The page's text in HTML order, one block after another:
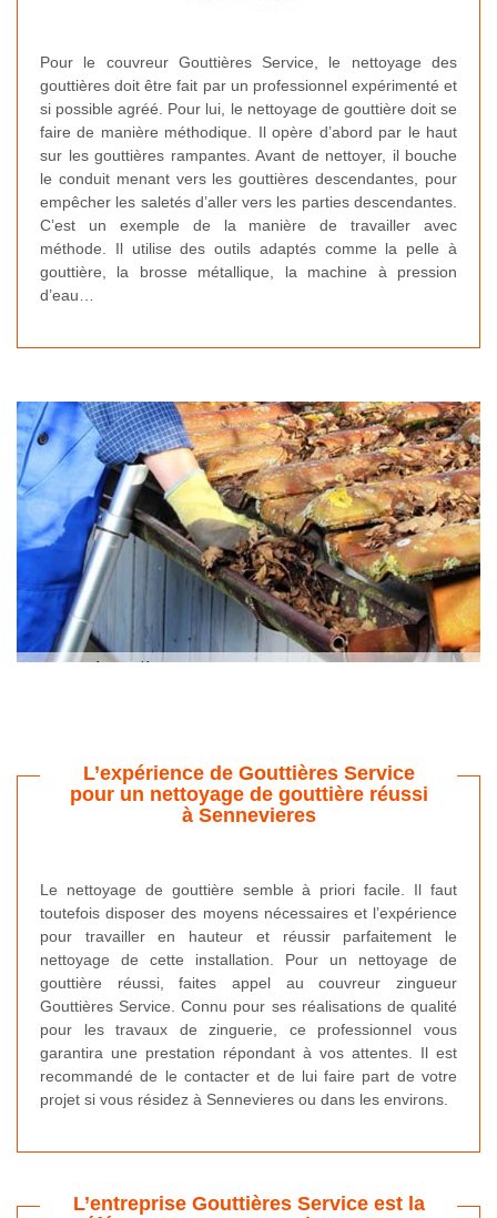
Pour le couvreur Gouttières Service, le nettoyage des
gouttières doit être fait par un professionnel expérimenté et
si possible agréé. Pour lui, le nettoyage de gouttière doit se
faire de manière méthodique. Il opère d’abord par le haut
sur les gouttières rampantes. Avant de nettoyer, il bouche
le conduit menant vers les gouttières descendantes, pour
empêcher les saletés d’aller vers les parties descendantes.
C’est un exemple de la manière de travailler avec
méthode. Il utilise des outils adaptés comme la pelle à
gouttière, la brosse métallique, la machine à pression
d’eau…
L’expérience de Gouttières Service
pour un nettoyage de gouttière réussi
à Sennevieres
Le nettoyage de gouttière semble à priori facile. Il faut
toutefois disposer des moyens nécessaires et l’expérience
pour travailler en hauteur et réussir parfaitement le
nettoyage de cette installation. Pour un nettoyage de
gouttière réussi, faites appel au couvreur zingueur
Gouttières Service. Connu pour ses réalisations de qualité
pour les travaux de zinguerie, ce professionnel vous
garantira une prestation répondant à vos attentes. Il est
recommandé de le contacter et de lui faire part de votre
projet si vous résidez à Sennevieres ou dans les environs.
L’entreprise Gouttières Service est la